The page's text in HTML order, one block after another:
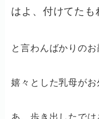
はよ、付けてたも
と言わんばかりのお
嬉々とした乳母がお
あ、歩き出したでは